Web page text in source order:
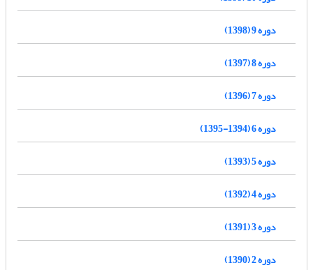
دوره 9 (1398)
دوره 8 (1397)
دوره 7 (1396)
دوره 6 (1394-1395)
دوره 5 (1393)
دوره 4 (1392)
دوره 3 (1391)
دوره 2 (1390)